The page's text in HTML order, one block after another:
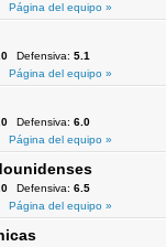
Página del equipo »
Defensiva: 5.1
Página del equipo »
Defensiva: 6.0
Página del equipo »
Defensiva: 6.5
Página del equipo »